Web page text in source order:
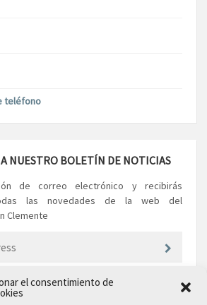
el consentimiento de
teléfono
NUESTRO BOLETÍN DE NOTICIAS
de correo electrónico y recibirás
las novedades de la web del
Clemente